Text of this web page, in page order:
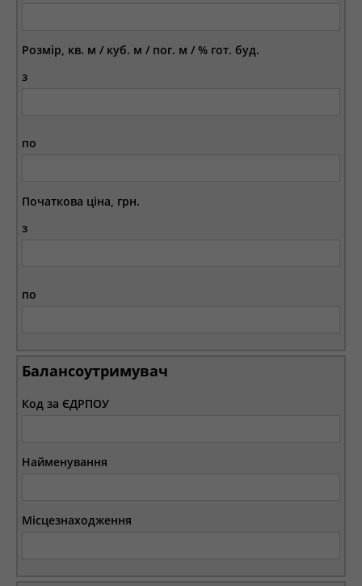
Розмір, кв. м / куб. м / пог. м / % гот. буд.
з
по
Початкова ціна, грн.
з
по
Балансоутримувач
Код за ЄДРПОУ
Найменування
Місцезнаходження